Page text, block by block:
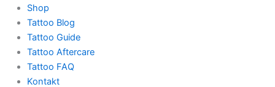
Shop
Tattoo Blog
Tattoo Guide
Tattoo Aftercare
Tattoo FAQ
Kontakt